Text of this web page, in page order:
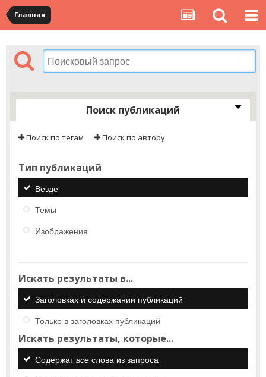
Главная
Поиск публикаций
Поиск по тегам Поиск по автору
Тип публикаций
Везде
Темы
Изображения
Искать результаты в...
Заголовках и содержании публикаций
Только в заголовках публикаций
Искать результаты, которые...
Содержатвсе слова из запроса